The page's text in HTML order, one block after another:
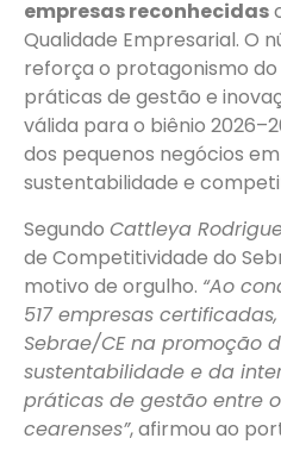
empresas reconhecidas
Qualidade Empresarial. O
reforça o protagonismo
práticas de gestão e
válida para o biênio
dos pequenos negócios
sustentabilidade e
Segundo Cattleya
de Competitividade do
motivo de orgulho. “Ao
517 empresas
Sebrae/CE na promoção
sustentabilidade e da
práticas de gestão entre
cearenses”, afirmou ao